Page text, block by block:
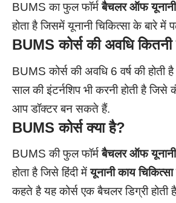
BUMS का फुल फॉर्मबैचलर ऑफ यूनानी
होता है जिसमें यूनानी चिकित्सा के बारे में
BUMS कोर्स की अवधि कितनी
BUMS कोर्स की अवधि 6 वर्ष की होती है
साल की इंटर्नशिप भी करनी होती है
आप डॉक्टर बन सकते हैं.
BUMS कोर्स क्या है?
BUMS की फुल फॉर्मबैचलर ऑफ यूनानी
होता है जिसे हिंदी मेंयूनानी काय
कहते है यह कोर्स एक बैचलर डिग्री